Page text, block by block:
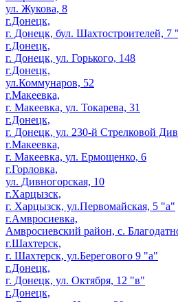
ул. Жукова, 8
г.Донецк,
г. Донецк, бул. Шахтостроителей, 7
г.Донецк,
г. Донецк, ул. Горького, 148
г.Донецк,
ул.Коммунаров, 52
г.Макеевка,
г. Макеевка, ул. Токарева, 31
г.Донецк,
г. Донецк, ул. 230-й Стрелковой
г.Макеевка,
г. Макеевка, ул. Ермощенко, 6
г.Горловка,
ул. Дивногорская, 10
г.Харцызск,
г. Харцызск, ул.Первомайская, 5 "а"
г.Амвросиевка,
Амвросиевский район, с.
г.Шахтерск,
г. Шахтерск, ул.Берегового 9 "а"
г.Донецк,
г. Донецк, ул. Октября, 12 "в"
г.Донецк,